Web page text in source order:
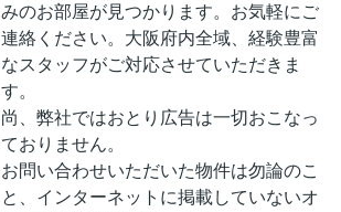
みのお部屋が見つかります。お気軽にご
連絡ください。大阪府内全域、経験豊富
なスタッフがご対応させていただきま
す。
尚、弊社ではおとり広告は一切おこなっ
ておりません。
お問い合わせいただいた物件は勿論のこ
と、インターネットに掲載していないオ